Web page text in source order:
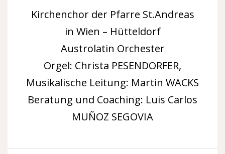
Kirchenchor der Pfarre St.Andreas
in Wien – Hütteldorf
Austrolatin Orchester
Orgel: Christa PESENDORFER,
Musikalische Leitung: Martin WACKS
Beratung und Coaching: Luis Carlos
MUÑOZ SEGOVIA